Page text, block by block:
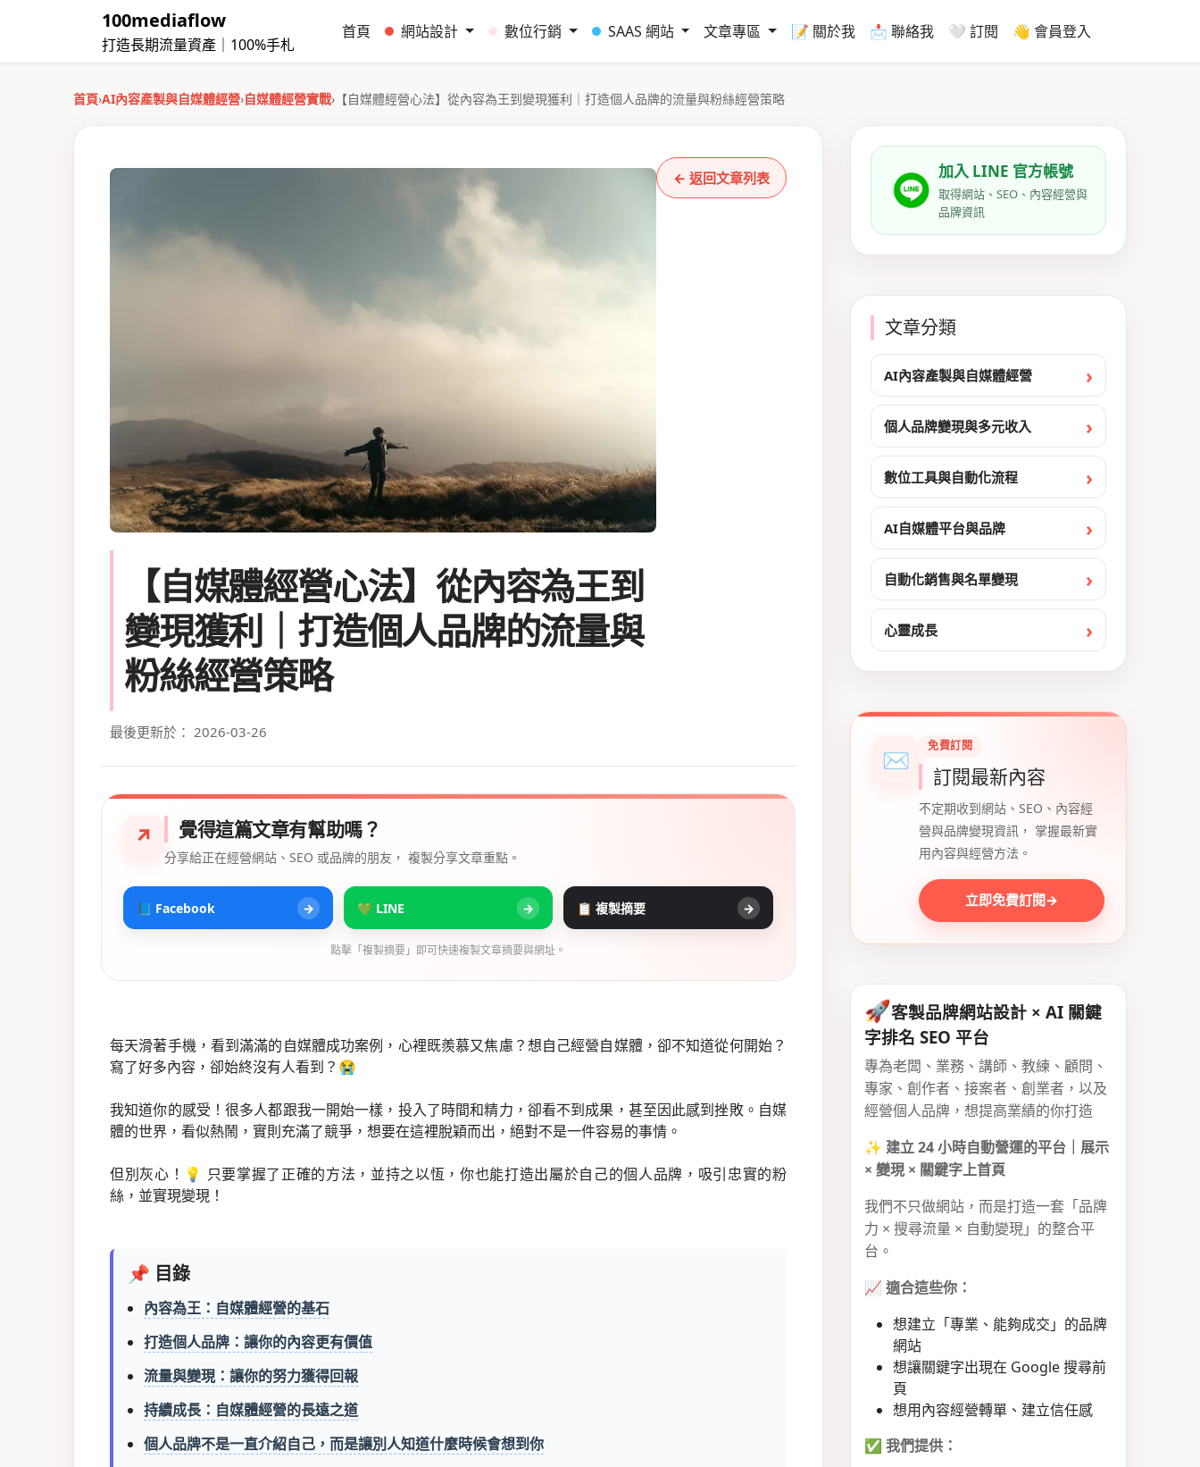
100mediaflow
打造長期流量資產｜100%手札
首頁 網站設計 數位行銷 SAAS 網站 文章專區 📝 關於我 📩 聯絡我 🤍 訂閱 👋 會員登入
首頁›AI內容產製與自媒體經營›自媒體經營實戰› 【自媒體經營心法】從內容為王到變現獲利｜打造個人品牌的流量與粉絲經營策略
【自媒體經營心法】從內容為王到
變現獲利｜打造個人品牌的流量與
粉絲經營策略
最後更新於： 2026-03-26
← 返回文章列表
↗ 覺得這篇文章有幫助嗎？
分享給正在經營網站、SEO 或品牌的朋友， 複製分享文章重點。
📘 Facebook → 💚 LINE → 📋 複製摘要 →
點擊「複製摘要」即可快速複製文章摘要與網址。
每天滑著手機，看到滿滿的自媒體成功案例，心裡既羨慕又焦慮？想自己經營自媒體，卻不知道從何開始？
寫了好多內容，卻始終沒有人看到？😭
我知道你的感受！很多人都跟我一開始一樣，投入了時間和精力，卻看不到成果，甚至因此感到挫敗。自媒
體的世界，看似熱鬧，實則充滿了競爭，想要在這裡脫穎而出，絕對不是一件容易的事情。
但別灰心！💡 只要掌握了正確的方法，並持之以恆，你也能打造出屬於自己的個人品牌，吸引忠實的粉
絲，並實現變現！
📌 目錄
內容為王：自媒體經營的基石
打造個人品牌：讓你的內容更有價值
流量與變現：讓你的努力獲得回報
持續成長：自媒體經營的長遠之道
個人品牌不是一直介紹自己，而是讓別人知道什麼時候會想到你
加入 LINE 官方帳號
取得網站、SEO、內容經營與
品牌資訊
文章分類
AI內容產製與自媒體經營
個人品牌變現與多元收入
數位工具與自動化流程
AI自媒體平台與品牌
自動化銷售與名單變現
心靈成長
✉ 免費訂閱
訂閱最新內容
不定期收到網站、SEO、內容經
營與品牌變現資訊， 掌握最新實
用內容與經營方法。
立即免費訂閱→
🚀客製品牌網站設計 × AI 關鍵
字排名 SEO 平台
專為老闆、業務、講師、教練、顧問、
專家、創作者、接案者、創業者，以及
經營個人品牌，想提高業績的你打造
✨ 建立 24 小時自動營運的平台｜展示
× 變現 × 關鍵字上首頁
我們不只做網站，而是打造一套「品牌
力 × 搜尋流量 × 自動變現」的整合平
台。
📈 適合這些你：
想建立「專業、能夠成交」的品牌
網站
想讓關鍵字出現在 Google 搜尋前
頁
想用內容經營轉單、建立信任感
✅ 我們提供：